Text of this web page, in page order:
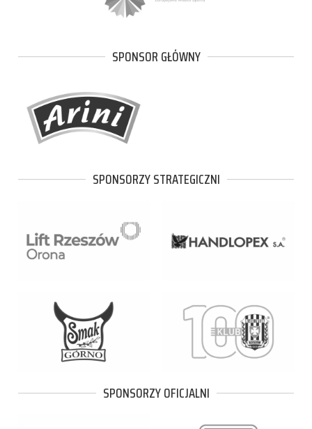
SPONSOR GŁÓWNY
SPONSORZY STRATEGICZNI
SPONSORZY OFICJALNI